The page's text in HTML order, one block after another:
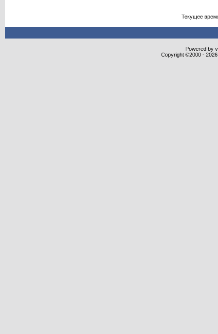
Текущее
Powered by
Copyright ©2000 -